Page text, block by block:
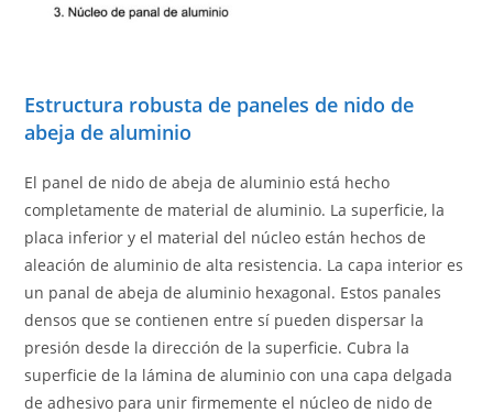
Estructura robusta de paneles de nido de
abeja de aluminio
El panel de nido de abeja de aluminio está hecho
completamente de material de aluminio. La superficie, la
placa inferior y el material del núcleo están hechos de
aleación de aluminio de alta resistencia. La capa interior es
un panal de abeja de aluminio hexagonal. Estos panales
densos que se contienen entre sí pueden dispersar la
presión desde la dirección de la superficie. Cubra la
superficie de la lámina de aluminio con una capa delgada
de adhesivo para unir firmemente el núcleo de nido de